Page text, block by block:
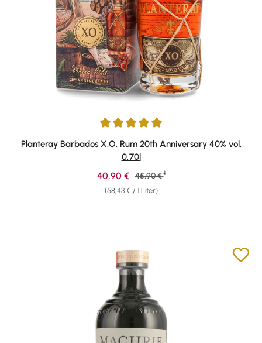
Durchschnittliche Bewertung von 4.91 von 5 Sternen
Planteray Barbados X.O. Rum 20th Anniversary 40% vol.
0,70l
(58,43 € / 1 Liter)
Verkaufspreis:
40,90 € Regulärer Preis:
45,90 € 1